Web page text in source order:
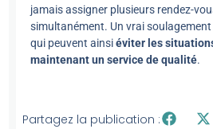
jamais assigner plusieurs rendez-
simultanément. Un vrai
qui peuvent ainsiéviter les
maintenant un service de qualité.
Partagez la publication :